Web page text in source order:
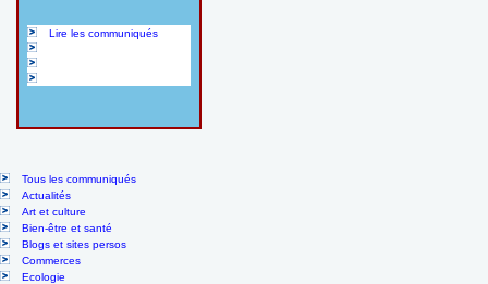
Lire les communiqués
Tous les communiqués
Actualités
Art et culture
Bien-être et santé
Blogs et sites persos
Commerces
Ecologie